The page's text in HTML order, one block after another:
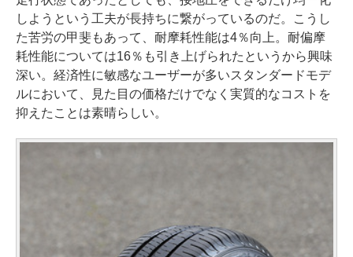
しようという工夫が長持ちに繋がっているのだ。こうし
た苦労の甲斐もあって、耐摩耗性能は4％向上。耐偏摩
耗性能については16％も引き上げられたというから興味
深い。経済性に敏感なユーザーが多いスタンダードモデ
ルにおいて、見た目の価格だけでなく実質的なコストを
抑えたことは素晴らしい。